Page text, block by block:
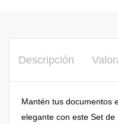
Descripción
Mantén tus documentos
elegante con este Set